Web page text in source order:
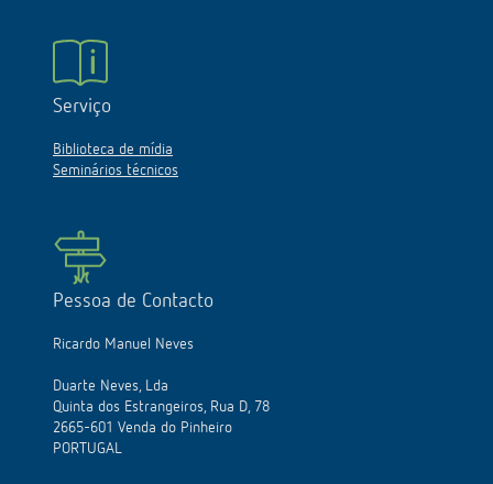
Serviço
Biblioteca de mídia
Seminários técnicos
Pessoa de Contacto
Ricardo Manuel Neves
Duarte Neves, Lda
Quinta dos Estrangeiros, Rua D, 78
2665-601 Venda do Pinheiro
PORTUGAL